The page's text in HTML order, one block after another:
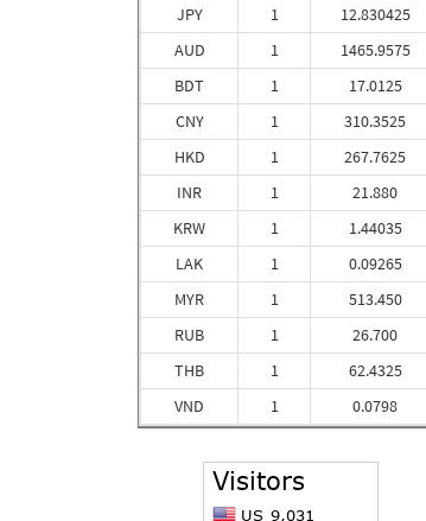
JPY
AUD
BDT
CNY
HKD
INR
KRW
LAK
MYR
RUB
THB
VND
1
1
1
1
1
1
1
1
1
1
1
1
12.830425
1465.9575
17.0125
310.3525
267.7625
21.880
1.44035
0.09265
513.450
26.700
62.4325
0.0798